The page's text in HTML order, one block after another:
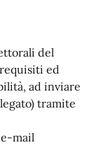
del
ed
ad inviare
tramite
mail